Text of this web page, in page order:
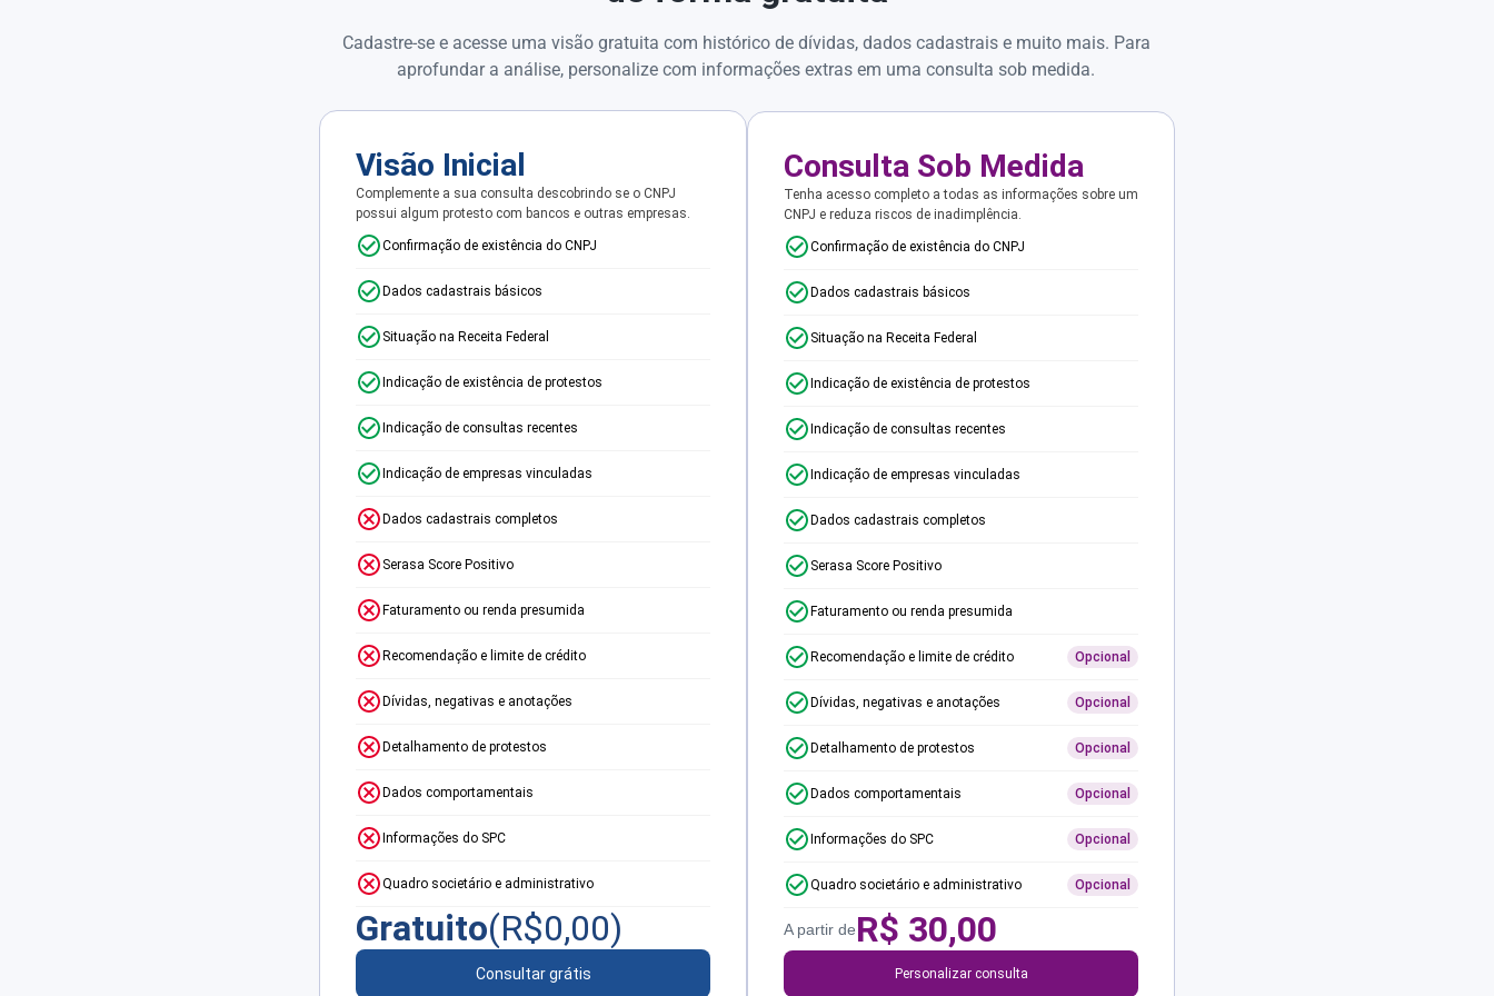
Cadastre-se e acesse uma visão gratuita com histórico de dívidas, dados cadastrais e muito mais. Para
aprofundar a análise, personalize com informações extras em uma consulta sob medida.
Visão Inicial
Complemente a sua consulta descobrindo se o CNPJ
possui algum protesto com bancos e outras empresas.
Confirmação de existência do CNPJ
Dados cadastrais básicos
Situação na Receita Federal
Indicação de existência de protestos
Indicação de consultas recentes
Indicação de empresas vinculadas
Dados cadastrais completos
Serasa Score Positivo
Faturamento ou renda presumida
Recomendação e limite de crédito
Dívidas, negativas e anotações
Detalhamento de protestos
Dados comportamentais
Informações do SPC
Quadro societário e administrativo
Gratuito(R$0,00)
Consultar grátis
Consulta Sob Medida
Tenha acesso completo a todas as informações sobre um
CNPJ e reduza riscos de inadimplência.
Confirmação de existência do CNPJ
Dados cadastrais básicos
Situação na Receita Federal
Indicação de existência de protestos
Indicação de consultas recentes
Indicação de empresas vinculadas
Dados cadastrais completos
Serasa Score Positivo
Faturamento ou renda presumida
Recomendação e limite de crédito Opcional
Dívidas, negativas e anotações Opcional
Detalhamento de protestos Opcional
Dados comportamentais Opcional
Informações do SPC Opcional
Quadro societário e administrativo Opcional
A partir deR$ 30,00
Personalizar consulta